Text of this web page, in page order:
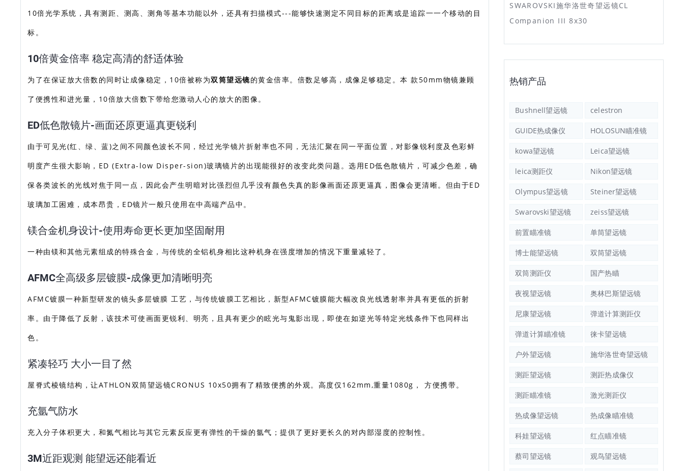
10倍光学系统，具有测距、测高、测角等基本功能以外，还具有扫描模式---能够快速测定不同目标的距离或是追踪一一个移动的目
标。
10倍黄金倍率 稳定高清的舒适体验
为了在保证放大倍数的同时让成像稳定，10倍被称为双筒望远镜的黄金倍率。倍数足够高，成像足够稳定。本 款50mm物镜兼顾
了便携性和进光量，10倍放大倍数下带给您激动人心的放大的图像。
ED低色散镜片-画面还原更逼真更锐利
由于可见光(红、绿、蓝)之间不同颜色波长不同，经过光学镜片折射率也不同，无法汇聚在同一平面位置，对影像锐利度及色彩鲜
明度产生很大影响，ED (Extra-low Disper-sion)玻璃镜片的出现能很好的改变此类问题。选用ED低色散镜片，可减少色差，确
保各类波长的光线对焦于同一点，因此会产生明暗对比强烈但几乎没有颜色失真的影像画面还原更逼真，图像会更清晰。但由于ED
玻璃加工困难，成本昂贵，ED镜片一般只使用在中高端产品中。
镁合金机身设计-使用寿命更长更加坚固耐用
一种由镁和其他元素组成的特殊合金，与传统的全铝机身相比这种机身在强度增加的情况下重量减轻了。
AFMC全高级多层镀膜-成像更加清晰明亮
AFMC镀膜一种新型研发的镜头多层镀膜 工艺，与传统镀膜工艺相比，新型AFMC镀膜能大幅改良光线透射率并具有更低的折射
率。由于降低了反射，该技术可使画面更锐利、明亮，且具有更少的眩光与鬼影出现，即使在如逆光等特定光线条件下也同样出
色。
紧凑轻巧 大小一目了然
屋脊式棱镜结构，让ATHLON双筒望远镜CRONUS 10x50拥有了精致便携的外观。高度仅162mm,重量1080g， 方便携带。
充氩气防水
充入分子体积更大，和氮气相比与其它元素反应更有弹性的干燥的氩气；提供了更好更长久的对内部湿度的控制性。
3M近距观测 能望远还能看近
SWAROVSKI施华洛世奇望远镜CL
Companion III 8x30
热销产品
Bushnell望远镜 celestron
GUIDE热成像仪 HOLOSUN瞄准镜
kowa望远镜 Leica望远镜
leica测距仪 Nikon望远镜
Olympus望远镜 Steiner望远镜
Swarovski望远镜 zeiss望远镜
前置瞄准镜 单筒望远镜
博士能望远镜 双筒望远镜
双筒测距仪 国产热瞄
夜视望远镜 奥林巴斯望远镜
尼康望远镜 弹道计算测距仪
弹道计算瞄准镜 徕卡望远镜
户外望远镜 施华洛世奇望远镜
测距望远镜 测距热成像仪
测距瞄准镜 激光测距仪
热成像望远镜 热成像瞄准镜
科娃望远镜 红点瞄准镜
蔡司望远镜 观鸟望远镜